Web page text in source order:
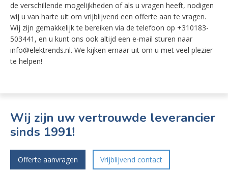
de verschillende mogelijkheden of als u vragen heeft, nodigen
wij u van harte uit om vrijblijvend een offerte aan te vragen.
Wij zijn gemakkelijk te bereiken via de telefoon op +310183-
503441, en u kunt ons ook altijd een e-mail sturen naar
info@elektrends.nl. We kijken ernaar uit om u met veel plezier
te helpen!
Wij zijn uw vertrouwde leverancier
sinds 1991!
Offerte aanvragen Vrijblijvend contact